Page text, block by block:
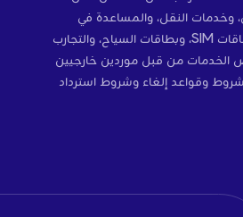
وخدمات النقل، والمساعدة في
التأشيرات، والتأمين، وبطاقات SIM، وبطاقات السياح، والتجارب
الخدمات من قبل موردين خارجيين
وقواعد إلغاء وشروط استرداد